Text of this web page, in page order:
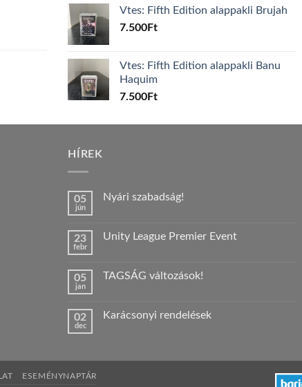
Vtes: Fifth Edition alappakli Brujah
7.500Ft
Vtes: Fifth Edition alappakli Banu
Haquim
7.500Ft
HÍREK
05
jún
Nyári szabadság!
Nyári
23
febr
Unity League Premier Event
Unity
bejegyzéshez
05
jan
TAGSÁG változások!
TAGSÁG
02
dec
Karácsonyi rendelések
ESEMÉNYNAPTÁR